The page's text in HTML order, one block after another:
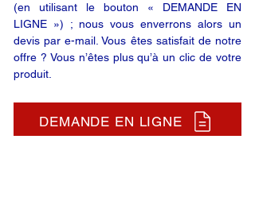
(en utilisant le bouton « DEMANDE EN
LIGNE ») ; nous vous enverrons alors un
devis par e-mail. Vous êtes satisfait de notre
offre ? Vous n’êtes plus qu’à un clic de votre
produit.
DEMANDE EN LIGNE